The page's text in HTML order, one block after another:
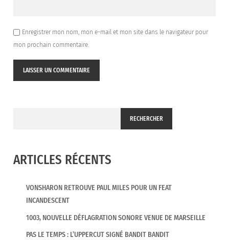
Enregistrer mon nom, mon e-mail et mon site dans le navigateur pour
mon prochain commentaire.
RECHERCHER
ARTICLES RÉCENTS
VONSHARON RETROUVE PAUL MILES POUR UN FEAT
INCANDESCENT
1003, NOUVELLE DÉFLAGRATION SONORE VENUE DE MARSEILLE
PAS LE TEMPS : L’UPPERCUT SIGNÉ BANDIT BANDIT